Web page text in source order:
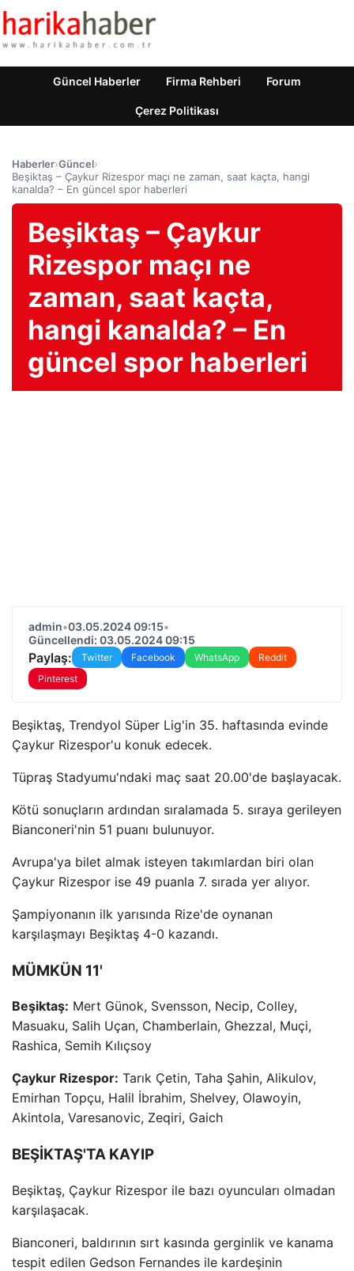
Güncel Haberler Firma Rehberi Forum
Çerez Politikası
Haberler›Güncel›
Beşiktaş – Çaykur Rizespor maçı ne zaman, saat kaçta, hangi
kanalda? – En güncel spor haberleri
Beşiktaş – Çaykur
Rizespor maçı ne
zaman, saat kaçta,
hangi kanalda? – En
güncel spor haberleri
admin•03.05.2024 09:15•
Güncellendi: 03.05.2024 09:15
Paylaş: Twitter Facebook WhatsApp
Reddit
Pinterest
Beşiktaş, Trendyol Süper Lig'in 35. haftasında evinde
Çaykur Rizespor'u konuk edecek.
Tüpraş Stadyumu'ndaki maç saat 20.00'de başlayacak.
Kötü sonuçların ardından sıralamada 5. sıraya gerileyen
Bianconeri'nin 51 puanı bulunuyor.
Avrupa'ya bilet almak isteyen takımlardan biri olan
Çaykur Rizespor ise 49 puanla 7. sırada yer alıyor.
Şampiyonanın ilk yarısında Rize'de oynanan
karşılaşmayı Beşiktaş 4-0 kazandı.
MÜMKÜN 11'
Beşiktaş: Mert Günok, Svensson, Necip, Colley,
Masuaku, Salih Uçan, Chamberlain, Ghezzal, Muçi,
Rashica, Semih Kılıçsoy
Çaykur Rizespor: Tarık Çetin, Taha Şahin, Alikulov,
Emirhan Topçu, Halil İbrahim, Shelvey, Olawoyin,
Akintola, Varesanovic, Zeqiri, Gaich
BEŞİKTAŞ'TA KAYIP
Beşiktaş, Çaykur Rizespor ile bazı oyuncuları olmadan
karşılaşacak.
Bianconeri, baldırının sırt kasında gerginlik ve kanama
tespit edilen Gedson Fernandes ile kardeşinin